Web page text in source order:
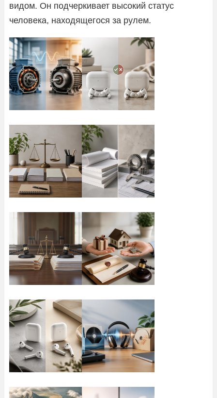
видом. Он подчеркивает высокий статус
человека, находящегося за рулем.